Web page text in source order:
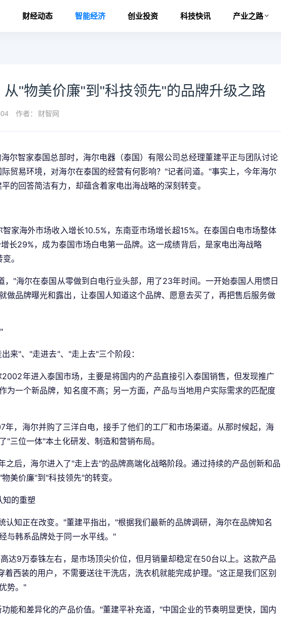
财经动态 智能经济 创业投资 科技快讯 产业之路
"物美价廉"到"科技领先"的品牌升级之路
作者： 财智网
尔智家泰国总部时，海尔电器（泰国）有限公司总经理董建平正与团队讨论
贸易环境，对海尔在泰国的经营有何影响？"记者问道。"事实上，今年海尔
的回答简洁有力，却蕴含着家电出海战略的深刻转变。
家海外市场收入增长10.5%，东南亚市场增长超15%。在泰国白电市场整体
长29%，成为泰国市场白电第一品牌。这一成绩背后，是家电出海战略
。
，"海尔在泰国从零做到白电行业头部，用了23年时间。一开始泰国人用惯日
做品牌曝光和露出，让泰国人知道这个品牌、愿意去买了，再把售后服务做
来"、"走进去"、"走上去"三个阶段：
2002年进入泰国市场，主要是将国内的产品直接引入泰国销售，但发现推广
为一个新品牌，知名度不高；另一方面，产品与当地用户实际需求的匹配度
年，海尔并购了三洋白电，接手了他们的工厂和市场渠道。从那时候起，海
"三位一体"本土化研发、制造和营销布局。
之后，海尔进入了"走上去"的品牌高端化战略阶段。通过持续的产品创新和品
美价廉"到"科技领先"的转变。
知的重塑
认知正在改变。"董建平指出，"根据我们最新的品牌调研，海尔在品牌知名
与韩系品牌处于同一水平线。"
达9万泰铢左右，是市场顶尖价位，但月销量却稳定在50台以上。这款产品
西装的用户，不需要送往干洗店，洗衣机就能完成护理。"这正是我们区别
势。"
能和差异化的产品价值。"董建平补充道，"中国企业的节奏明显更快，国内